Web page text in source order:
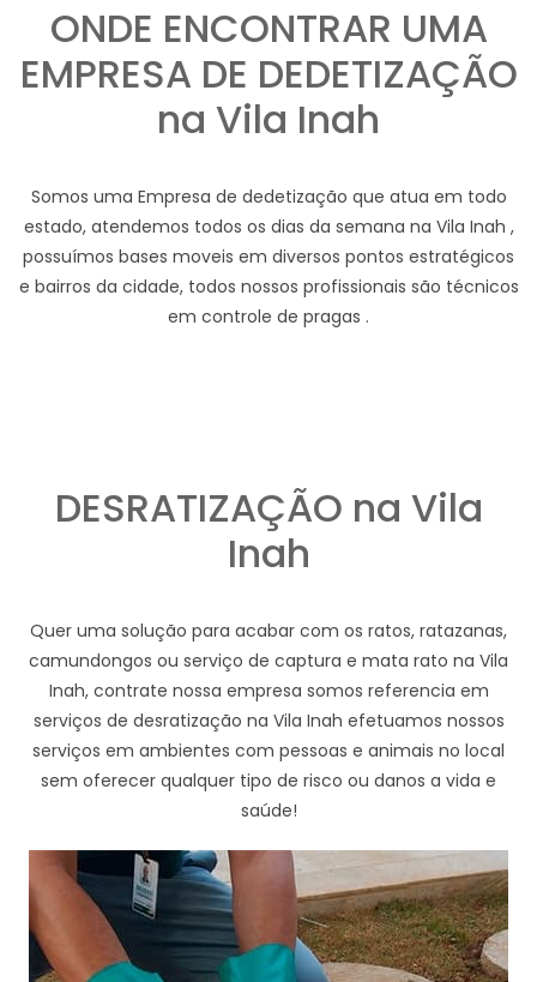
ONDE ENCONTRAR UMA
EMPRESA DE DEDETIZAÇÃO
na Vila Inah
Somos uma Empresa de dedetização que atua em todo
estado, atendemos todos os dias da semana na Vila Inah ,
possuímos bases moveis em diversos pontos estratégicos
e bairros da cidade, todos nossos profissionais são técnicos
em controle de pragas .
DESRATIZAÇÃO na Vila
Inah
Quer uma solução para acabar com os ratos, ratazanas,
camundongos ou serviço de captura e mata rato na Vila
Inah, contrate nossa empresa somos referencia em
serviços de desratização na Vila Inah efetuamos nossos
serviços em ambientes com pessoas e animais no local
sem oferecer qualquer tipo de risco ou danos a vida e
saúde!